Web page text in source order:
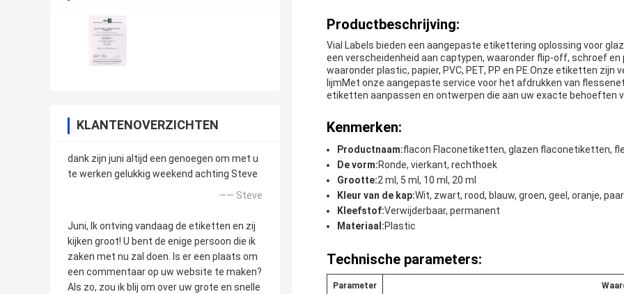
KLANTENOVERZICHTEN
dank zijn juni altijd een genoegen om met u
te werken gelukkig weekend achting Steve
—— Steve
Juni, Ik ontving vandaag de etiketten en zij
kijken groot! U bent de enige persoon die ik
zaken met nu zal doen. Is er een plaats om
een commentaar op uw website te maken?
Als zo, zou ik blij om over uw grote en snelle
Productbeschrijving:
Vial Labels bieden een aangepaste etikettering oplossing voor
een verscheidenheid aan captypen, waaronder flip-off, schroef
waaronder plastic, papier, PVC, PET, PP en PE.Onze etiketten
lijmMet onze aangepaste service voor het afdrukken van
etiketten aanpassen en ontwerpen die aan uw exacte behoeften
Kenmerken:
Productnaam:flacon Flaconetiketten, glazen flaconetiketten,
De vorm:Ronde, vierkant, rechthoek
Grootte:2 ml, 5 ml, 10 ml, 20 ml
Kleur van de kap:Wit, zwart, rood, blauw, groen, geel, oranje,
Kleefstof:Verwijderbaar, permanent
Materiaal:Plastic
Technische parameters:
Parameter